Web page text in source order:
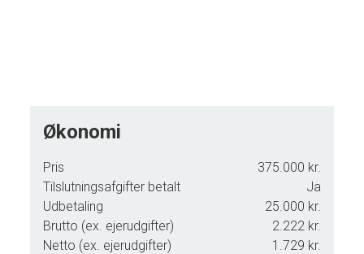
Økonomi
Pris
375.000 kr.
Tilslutningsafgifter betalt
Ja
Udbetaling
25.000 kr.
Brutto (ex. ejerudgifter)
2.222 kr.
Netto (ex. ejerudgifter)
1.729 kr.